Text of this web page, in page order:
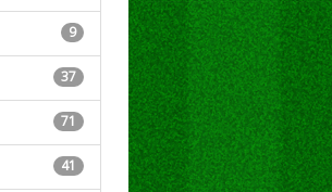
9
37
71
41